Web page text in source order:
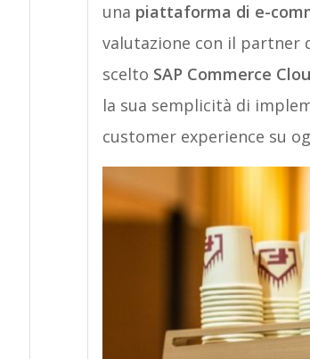
una piattaforma di e-
valutazione con il partner
scelto SAP Commerce
la sua semplicità di
customer experience su